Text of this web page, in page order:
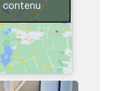
contenu